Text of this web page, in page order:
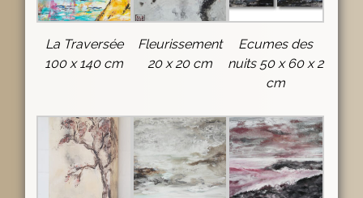
La Traversée
100 x 140 cm
Fleurissement
20 x 20 cm
Ecumes des
nuits 50 x 60 x 2
cm